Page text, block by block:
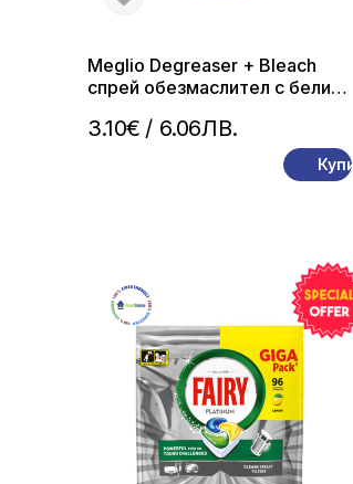
3.10€ / 6.06ЛВ.
Meglio Degreaser + Bleach
спрей обезмаслител с белина
Купи